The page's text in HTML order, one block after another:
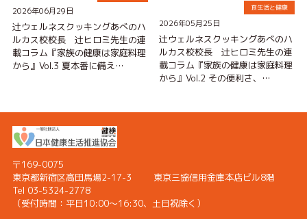
2026年06月29日
辻ウェルネスクッキングあべのハ
ルカス校校長 辻ヒロミ先生の連
載コラム『家族の健康は家庭料理
から』Vol.3 夏本番に備え…
2026年05月25日
食生活と健康
辻ウェルネスクッキングあべのハ
ルカス校校長 辻ヒロミ先生の連
載コラム『家族の健康は家庭料理
から』Vol.2 その便利さ、…
〒169-0075
東京都新宿区高田馬場2-17-3 東京三協信用金庫本店ビル8階
Tel 03-5324-2778
（受付時間： 平日10:00〜16:30、土日祝除く）